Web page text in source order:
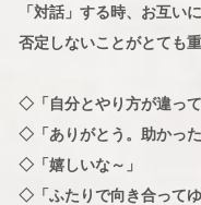
「対話」する時、お互い
否定しないことがとても重
◇「自分とやり方が違って
◇「ありがとう。助かった
◇「嬉しいな～」
◇「ふたりで向き合ってゆ